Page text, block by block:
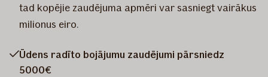
tad kopējie zaudējuma apmēri var sasniegt vairākus
milionus eiro.
Ūdens radīto bojājumu zaudējumi pārsniedz
5000€